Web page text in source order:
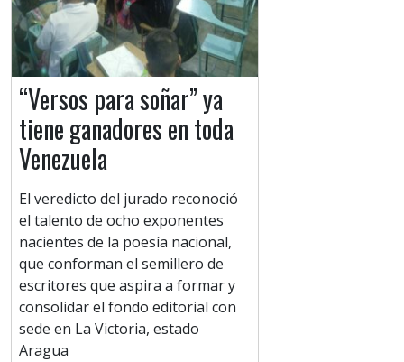
“Versos para soñar” ya
tiene ganadores en toda
Venezuela
El veredicto del jurado reconoció
el talento de ocho exponentes
nacientes de la poesía nacional,
que conforman el semillero de
escritores que aspira a formar y
consolidar el fondo editorial con
sede en La Victoria, estado
Aragua